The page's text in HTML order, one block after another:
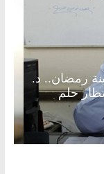
رمضان.. د.
حلم